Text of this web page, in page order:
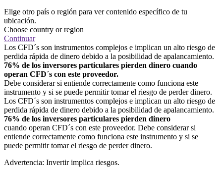
Elige otro país o región para ver contenido específico de tu
ubicación.
Choose country or region
Continuar
Los CFD´s son instrumentos complejos e implican un alto riesgo de
perdida rápida de dinero debido a la posibilidad de apalancamiento.
76% de los inversores particulares pierden dinero cuando
operan CFD´s con este proveedor.
Debe considerar si entiende correctamente como funciona este
instrumento y si se puede permitir tomar el riesgo de perder dinero.
Los CFD´s son instrumentos complejos e implican un alto riesgo de
perdida rápida de dinero debido a la posibilidad de apalancamiento.
76% de los inversores particulares pierden dinero
cuando operan CFD´s con este proveedor. Debe considerar si
entiende correctamente como funciona este instrumento y si se
puede permitir tomar el riesgo de perder dinero.
Advertencia: Invertir implica riesgos.